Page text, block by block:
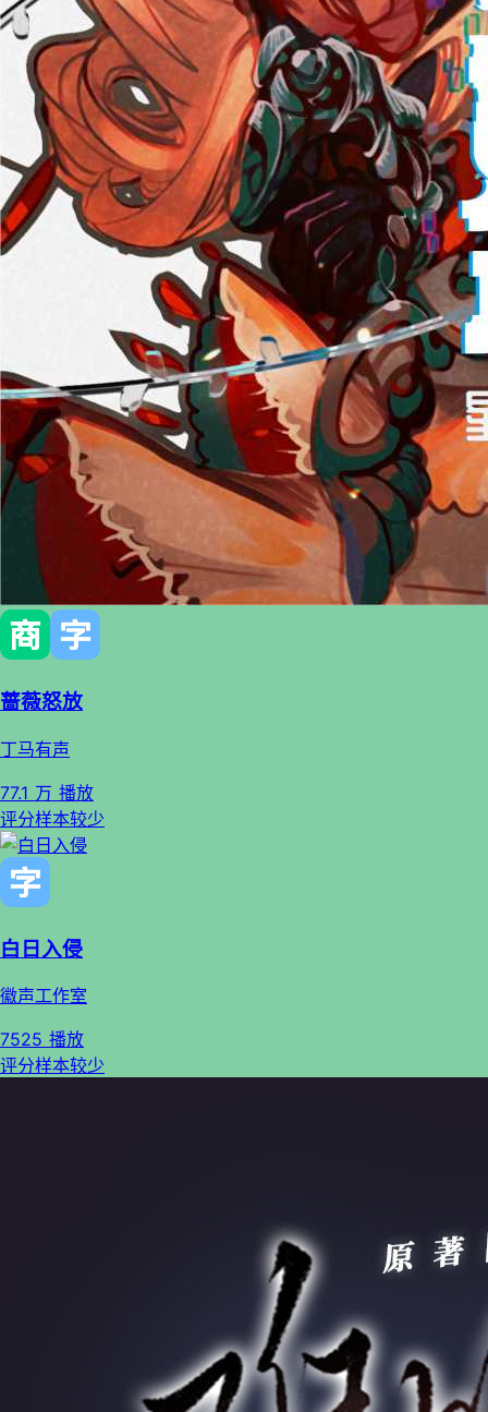
蔷薇怒放
丁马有声
77.1 万 播放
评分样本较少
白日入侵
徽声工作室
7525 播放
评分样本较少